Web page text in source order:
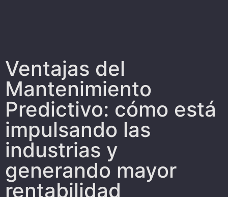
Ventajas del
Mantenimiento
Predictivo: cómo está
impulsando las
industrias y
generando mayor
rentabilidad